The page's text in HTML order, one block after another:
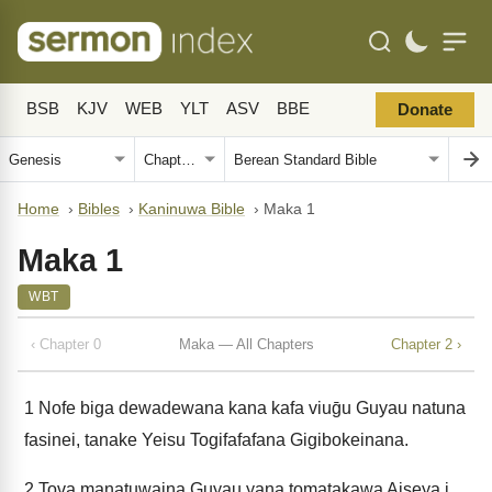
BSB KJV WEB YLT ASV BBE Donate
Home › Bibles › Kaninuwa Bible › Maka 1
Maka 1
WBT
‹ Chapter 0 Maka — All Chapters Chapter 2 ›
1 Nofe biga dewadewana kana kafa viuḡu Guyau natuna
fasinei, tanake Yeisu Togifafafana Gigibokeinana.